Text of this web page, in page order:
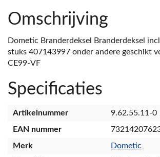
Omschrijving
Dometic Branderdeksel Branderdeksel
stuks 407143997 onder andere geschikt
CE99-VF
Specificaties
Artikelnummer
9.62.55.11-0
EAN nummer
Merk
Dometic